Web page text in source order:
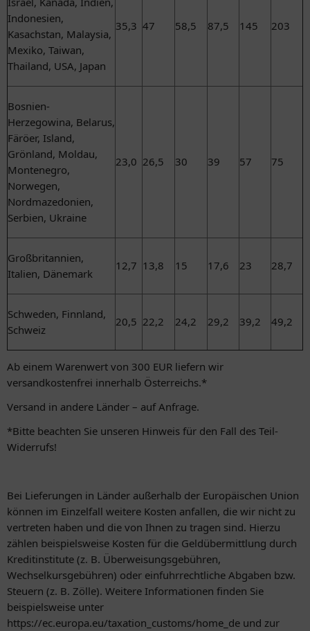
Indonesien,
Kasachstan, Malaysia,
Mexiko, Taiwan,
Thailand, USA, Japan
35,3 47 58,5 87,5 145 203
Bosnien-
Herzegowina, Belarus,
Färöer, Island,
Grönland, Moldau,
Montenegro,
Norwegen,
Nordmazedonien,
Serbien, Ukraine
23,0 26,5 30 39 57 75
Großbritannien,
Italien, Dänemark
12,7 13,8 15 17,6 23 28,7
Schweden, Finnland,
Schweiz
20,5 22,2 24,2 29,2 39,2 49,2
Ab einem Warenwert von 300 EUR liefern wir
versandkostenfrei innerhalb Österreichs.*
Versand in andere Länder – auf Anfrage.
*Bitte beachten Sie unseren Hinweis für den Fall des Teil-
Widerrufs!
Bei Lieferungen in Länder außerhalb der Europäischen Union
können im Einzelfall weitere Kosten anfallen, die wir nicht zu
vertreten haben und die von Ihnen zu tragen sind. Hierzu
zählen beispielsweise Kosten für die Geldübermittlung durch
Kreditinstitute (z. B. Überweisungsgebühren,
Wechselkursgebühren) oder einfuhrrechtliche Abgaben bzw.
Steuern (z. B. Zölle). Weitere Informationen finden Sie
beispielsweise unter
https://ec.europa.eu/taxation_customs/home_de und zur